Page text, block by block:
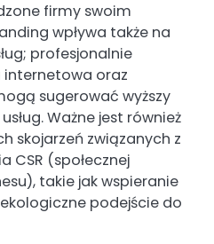
firmy swoim
wpływa także na
profesjonalnie
oraz
sugerować wyższy
Ważne jest również
skojarzeń związanych z
CSR (społecznej
takie jak wspieranie
podejście do